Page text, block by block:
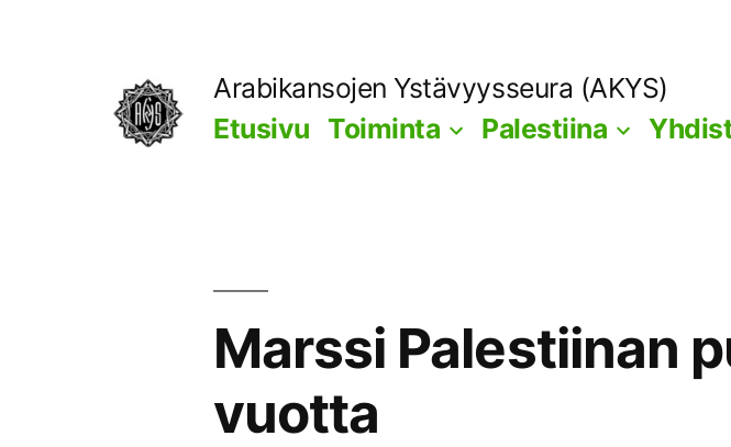
Arabikansojen Ystävyysseura (AKYS)
Etusivu Toiminta Palestiina
Marssi Palestiinan
vuotta